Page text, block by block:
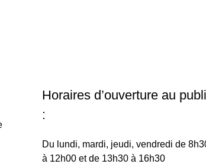
Horaires d’ouverture au
:
Du lundi, mardi, jeudi, vendredi de
à 12h00 et de 13h30 à 16h30